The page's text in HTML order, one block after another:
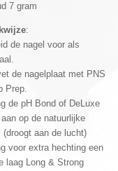
7 gram
:
de nagel voor als
de nagelplaat met PNS
Prep.
de pH Bond of DeLuxe
aan op de natuurlijke
(droogt aan de lucht)
voor extra hechting een
laag Long & Strong